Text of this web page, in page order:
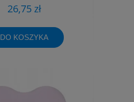
26,75 zł
DO KOSZYKA